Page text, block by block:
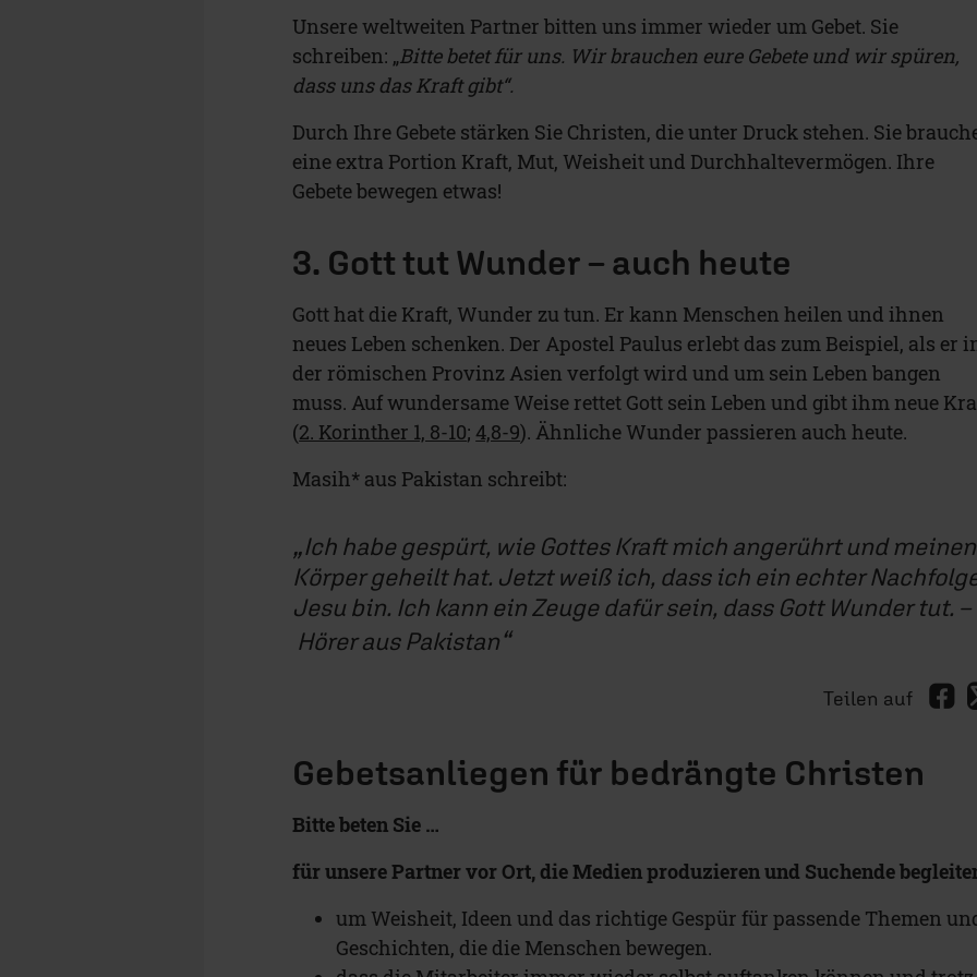
Unsere weltweiten Partner bitten uns immer wieder um Gebet. Sie
schreiben: „Bitte betet für uns. Wir brauchen eure Gebete und wir spüren,
dass uns das Kraft gibt“.
Durch Ihre Gebete stärken Sie Christen, die unter Druck stehen. Sie
eine extra Portion Kraft, Mut, Weisheit und Durchhaltevermögen. Ihre
Gebete bewegen etwas!
3. Gott tut Wunder – auch heute
Gott hat die Kraft, Wunder zu tun. Er kann Menschen heilen und ihnen
neues Leben schenken. Der Apostel Paulus erlebt das zum Beispiel, als er
der römischen Provinz Asien verfolgt wird und um sein Leben bangen
muss. Auf wundersame Weise rettet Gott sein Leben und gibt ihm neue
(2. Korinther 1, 8-10; 4,8-9). Ähnliche Wunder passieren auch heute.
Masih* aus Pakistan schreibt:
Ich habe gespürt, wie Gottes Kraft mich angerührt und meinen
Körper geheilt hat. Jetzt weiß ich, dass ich ein echter
Jesu bin. Ich kann ein Zeuge dafür sein, dass Gott Wunder tut. –
Hörer aus Pakistan
Teilen auf
Gebetsanliegen für bedrängte Christen
Bitte beten Sie …
für unsere Partner vor Ort, die Medien produzieren und Suchende
um Weisheit, Ideen und das richtige Gespür für passende Themen
Geschichten, die die Menschen bewegen.